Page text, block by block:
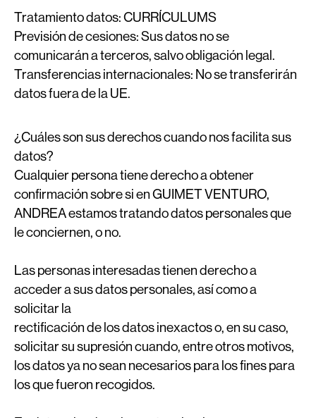
Tratamiento datos:CURRÍCULUMS
Previsión de cesiones:Sus datos no se
comunicarán a terceros, salvo obligación legal.
Transferencias internacionales: No se transferirán
datos fuera de la UE.
¿Cuáles son sus derechos cuando nos facilita sus
datos?
Cualquier persona tiene derecho a obtener
confirmación sobre si en GUIMET VENTURO,
ANDREA estamos tratando datos personales que
le conciernen, o no.
Las personas interesadas tienen derecho a
acceder a sus datos personales, así como a
solicitar la
rectificación de los datos inexactos o, en su caso,
solicitar su supresión cuando, entre otros motivos,
los datos ya no sean necesarios para los fines para
los que fueron recogidos.